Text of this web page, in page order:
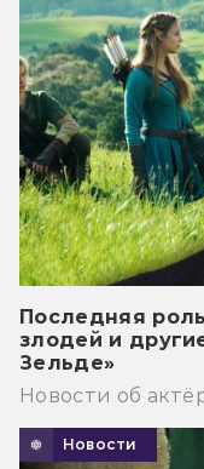
Последняя
злодей и
Зельде»
Новости об
Новости